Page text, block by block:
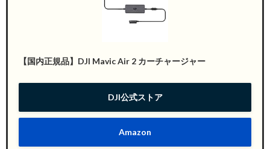
【国内正規品】DJI Mavic Air 2 カーチャージャー
DJI公式ストア
Amazon